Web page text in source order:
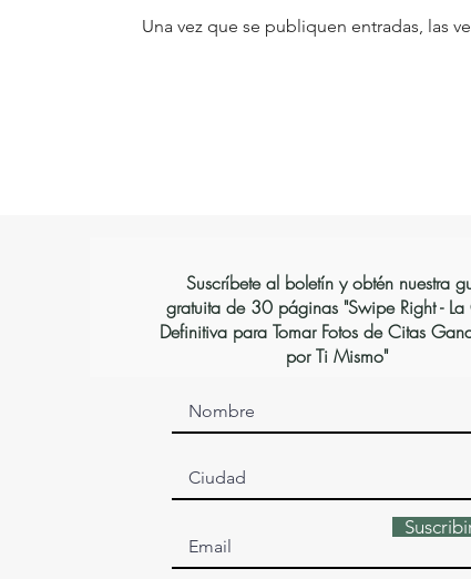
Una vez que se publiquen entradas, las
Suscríbete al boletín y obtén nuestra
gratuita de 30 páginas "Swipe Right -
Definitiva para Tomar Fotos de Citas
por Ti Mismo"